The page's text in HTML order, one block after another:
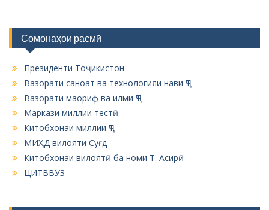
t
i
o
n
Сомонаҳои расмӣ
Президенти Тоҷикистон
Вазорати саноат ва технологияи нави ҶТ
Вазорати маориф ва илми ҶТ
Маркази миллии тестӣ
Китобхонаи миллии ҶТ
МИҲД вилояти Суғд
Китобхонаи вилоятӣ ба номи Т. Асирӣ
ЦИТВВУЗ